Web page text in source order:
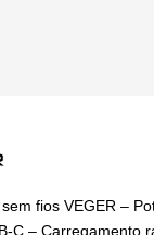
fios VEGER –
C – Carregamento